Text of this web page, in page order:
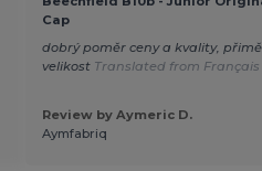
Cap
dobrý poměr ceny a kvality,
velikost Translated from Français
Review by Aymeric D.
Aymfabriq